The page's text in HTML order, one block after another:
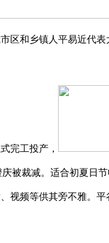
区和乡镇人平易近代
完工投产，
被裁减。适合初夏
视频等供其旁不雅。